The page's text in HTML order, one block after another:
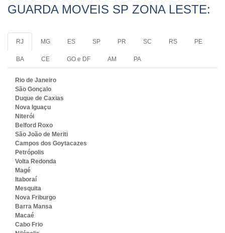
GUARDA MOVEIS SP ZONA LESTE:
RJ MG ES SP PR SC RS PE
BA CE GO e DF AM PA
Rio de Janeiro
São Gonçalo
Duque de Caxias
Nova Iguaçu
Niterói
Belford Roxo
São João de Meriti
Campos dos Goytacazes
Petrópolis
Volta Redonda
Magé
Itaboraí
Mesquita
Nova Friburgo
Barra Mansa
Macaé
Cabo Frio